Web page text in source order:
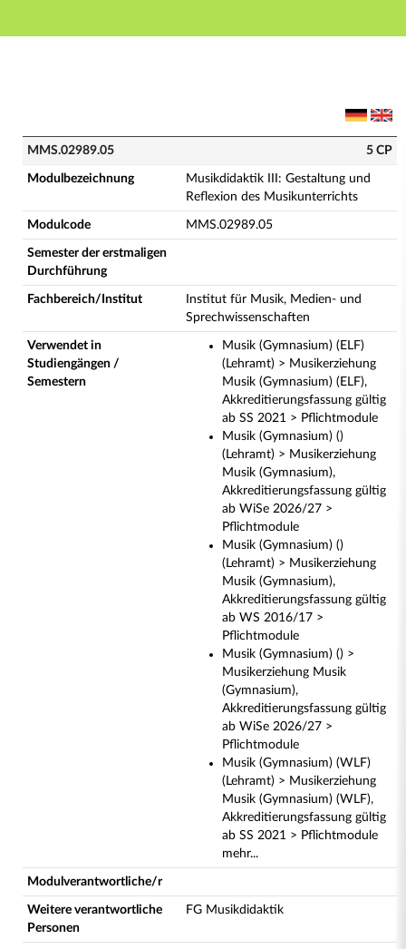
Hauptnavigation
MMS.02989.05 - Musikdidaktik III: Gestaltung und
MMS.02989.05 5 CP
Modulbezeichnung
Musikdidaktik III: Gestaltung und
Reflexion des Musikunterrichts
Modulcode MMS.02989.05
Semester der erstmaligen
Durchführung
Fachbereich/Institut
Institut für Musik, Medien- und
Sprechwissenschaften
Verwendet in
Studiengängen /
Semestern
Musik (Gymnasium) (ELF)
(Lehramt) > Musikerziehung
Musik (Gymnasium) (ELF),
Akkreditierungsfassung gültig
ab SS 2021 > Pflichtmodule
Musik (Gymnasium) ()
(Lehramt) > Musikerziehung
Musik (Gymnasium),
Akkreditierungsfassung gültig
ab WiSe 2026/27 >
Pflichtmodule
Musik (Gymnasium) ()
(Lehramt) > Musikerziehung
Musik (Gymnasium),
Akkreditierungsfassung gültig
ab WS 2016/17 >
Pflichtmodule
Musik (Gymnasium) () >
Musikerziehung Musik
(Gymnasium),
Akkreditierungsfassung gültig
ab WiSe 2026/27 >
Pflichtmodule
Musik (Gymnasium) (WLF)
(Lehramt) > Musikerziehung
Musik (Gymnasium) (WLF),
Akkreditierungsfassung gültig
ab SS 2021 > Pflichtmodule
mehr...
Modulverantwortliche/r
Weitere verantwortliche
Personen
FG Musikdidaktik